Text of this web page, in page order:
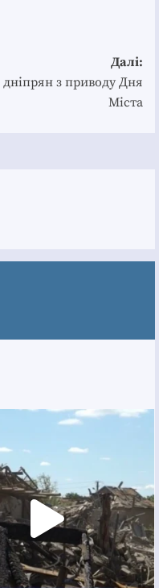
Далі:
дніпрян з приводу Дня
Міста